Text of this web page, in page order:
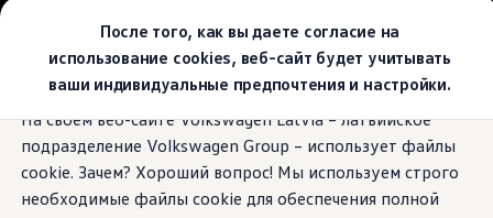
После того, как вы даете согласие на
использование cookies, веб-сайт будет учитывать
ваши индивидуальные предпочтения и настройки.
На своем веб-сайте Volkswagen Latvia – латвийское
подразделение Volkswagen Group – использует файлы
cookie. Зачем? Хороший вопрос! Мы используем строго
необходимые файлы cookie для обеспечения полной
основному
содержанию
нижнему
колонтитулу
Выбери свой Volkswagen
Модельный ряд
Новый ID.Cross
Открой для себя семейство внедорожников
Предложения и услуги
Юбилейное предложение
Автомобильный онлайн-магазин Volkswagen
Обмен автомобилей
Лизинг Volkswagen